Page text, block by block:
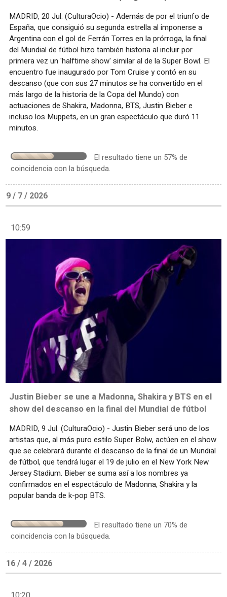
MADRID, 20 Jul. (CulturaOcio) - Además de por el triunfo de
España, que consiguió su segunda estrella al imponerse a
Argentina con el gol de Ferrán Torres en la prórroga, la final
del Mundial de fútbol hizo también historia al incluir por
primera vez un 'halftime show' similar al de la Super Bowl. El
encuentro fue inaugurado por Tom Cruise y contó en su
descanso (que con sus 27 minutos se ha convertido en el
más largo de la historia de la Copa del Mundo) con
actuaciones de Shakira, Madonna, BTS, Justin Bieber e
incluso los Muppets, en un gran espectáculo que duró 11
minutos.
El resultado tiene un 57% de
coincidencia con la búsqueda.
9 / 7 / 2026
10:59
Justin Bieber se une a Madonna, Shakira y BTS en el
show del descanso en la final del Mundial de fútbol
MADRID, 9 Jul. (CulturaOcio) - Justin Bieber será uno de los
artistas que, al más puro estilo Super Bolw, actúen en el show
que se celebrará durante el descanso de la final de un Mundial
de fútbol, que tendrá lugar el 19 de julio en el New York New
Jersey Stadium. Bieber se suma así a los nombres ya
confirmados en el espectáculo de Madonna, Shakira y la
popular banda de k-pop BTS.
El resultado tiene un 70% de
coincidencia con la búsqueda.
16 / 4 / 2026